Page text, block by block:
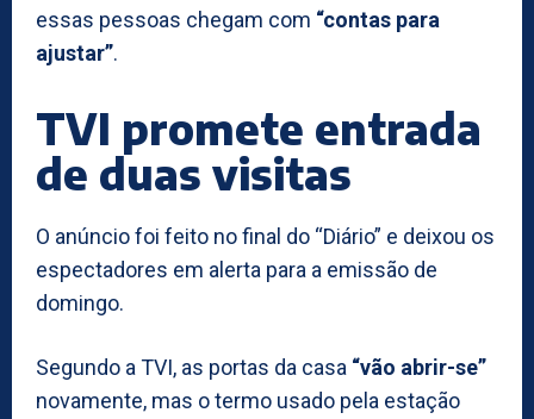
essas pessoas chegam com “contas para
ajustar”.
TVI promete entrada
de duas visitas
O anúncio foi feito no final do “Diário” e deixou os
espectadores em alerta para a emissão de
domingo.
Segundo a TVI, as portas da casa “vão abrir-se”
novamente, mas o termo usado pela estação